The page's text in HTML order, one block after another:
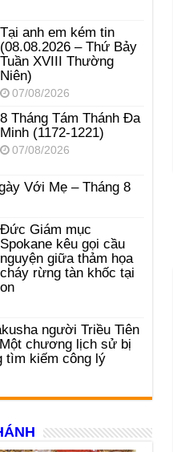
Tại anh em kém tin
(08.08.2026 – Thứ Bảy
Tuần XVIII Thường
Niên)
07/08/2026
8 Tháng Tám Thánh Ða
Minh (1172-1221)
07/08/2026
Với Mẹ – Tháng 8
Đức Giám mục
Spokane kêu gọi cầu
nguyện giữa thảm họa
cháy rừng tàn khốc tại
người Triều Tiên
chương lịch sử bị
tìm kiếm công lý